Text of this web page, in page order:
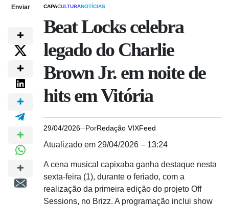
Enviar CAPACULTURANOTÍCIAS
Beat Locks celebra
legado do Charlie
Brown Jr. em noite de
hits em Vitória
29/04/2026 PorRedação VIXFeed
Atualizado em 29/04/2026 – 13:24
A cena musical capixaba ganha destaque nesta
sexta-feira (1), durante o feriado, com a
realização da primeira edição do projeto Off
Sessions, no Brizz. A programação inclui show